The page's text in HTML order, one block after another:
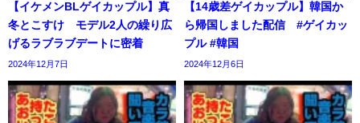
【イケメンBLゲイカップル】真
冬とこすけ モデル2人の繰り広
げるラブラブデートに密着
2024年12月7日
【14歳差ゲイカップル】韓国か
ら帰国しました配信 #ゲイカッ
プル #韓国
2024年12月6日